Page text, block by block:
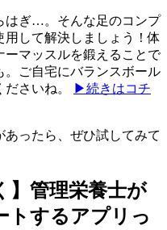
はぎ…。そんな足のコンプ
用して解決しましょう！体
マッスルを鍛えることで
ご自宅にバランスボール
さいね。
▶続きはコチ
ったら、ぜひ試してみて
】管理栄養士が
トするアプリっ